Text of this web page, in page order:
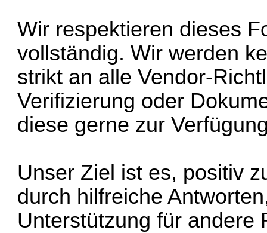
Wir respektieren dieses
vollständig. Wir werden
strikt an alle Vendor-
Verifizierung oder
diese gerne zur
Unser Ziel ist es, positiv
durch hilfreiche
Unterstützung für andere